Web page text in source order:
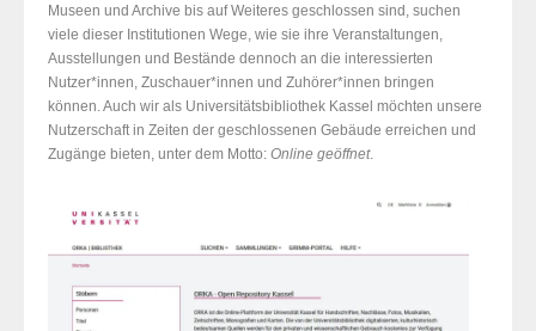
Museen und Archive bis auf Weiteres geschlossen sind, suchen
viele dieser Institutionen Wege, wie sie ihre Veranstaltungen,
Ausstellungen und Bestände dennoch an die interessierten
Nutzer*innen, Zuschauer*innen und Zuhörer*innen bringen
können. Auch wir als Universitätsbibliothek Kassel möchten unsere
Nutzerschaft in Zeiten der geschlossenen Gebäude erreichen und
Zugänge bieten, unter dem Motto: Online geöffnet.